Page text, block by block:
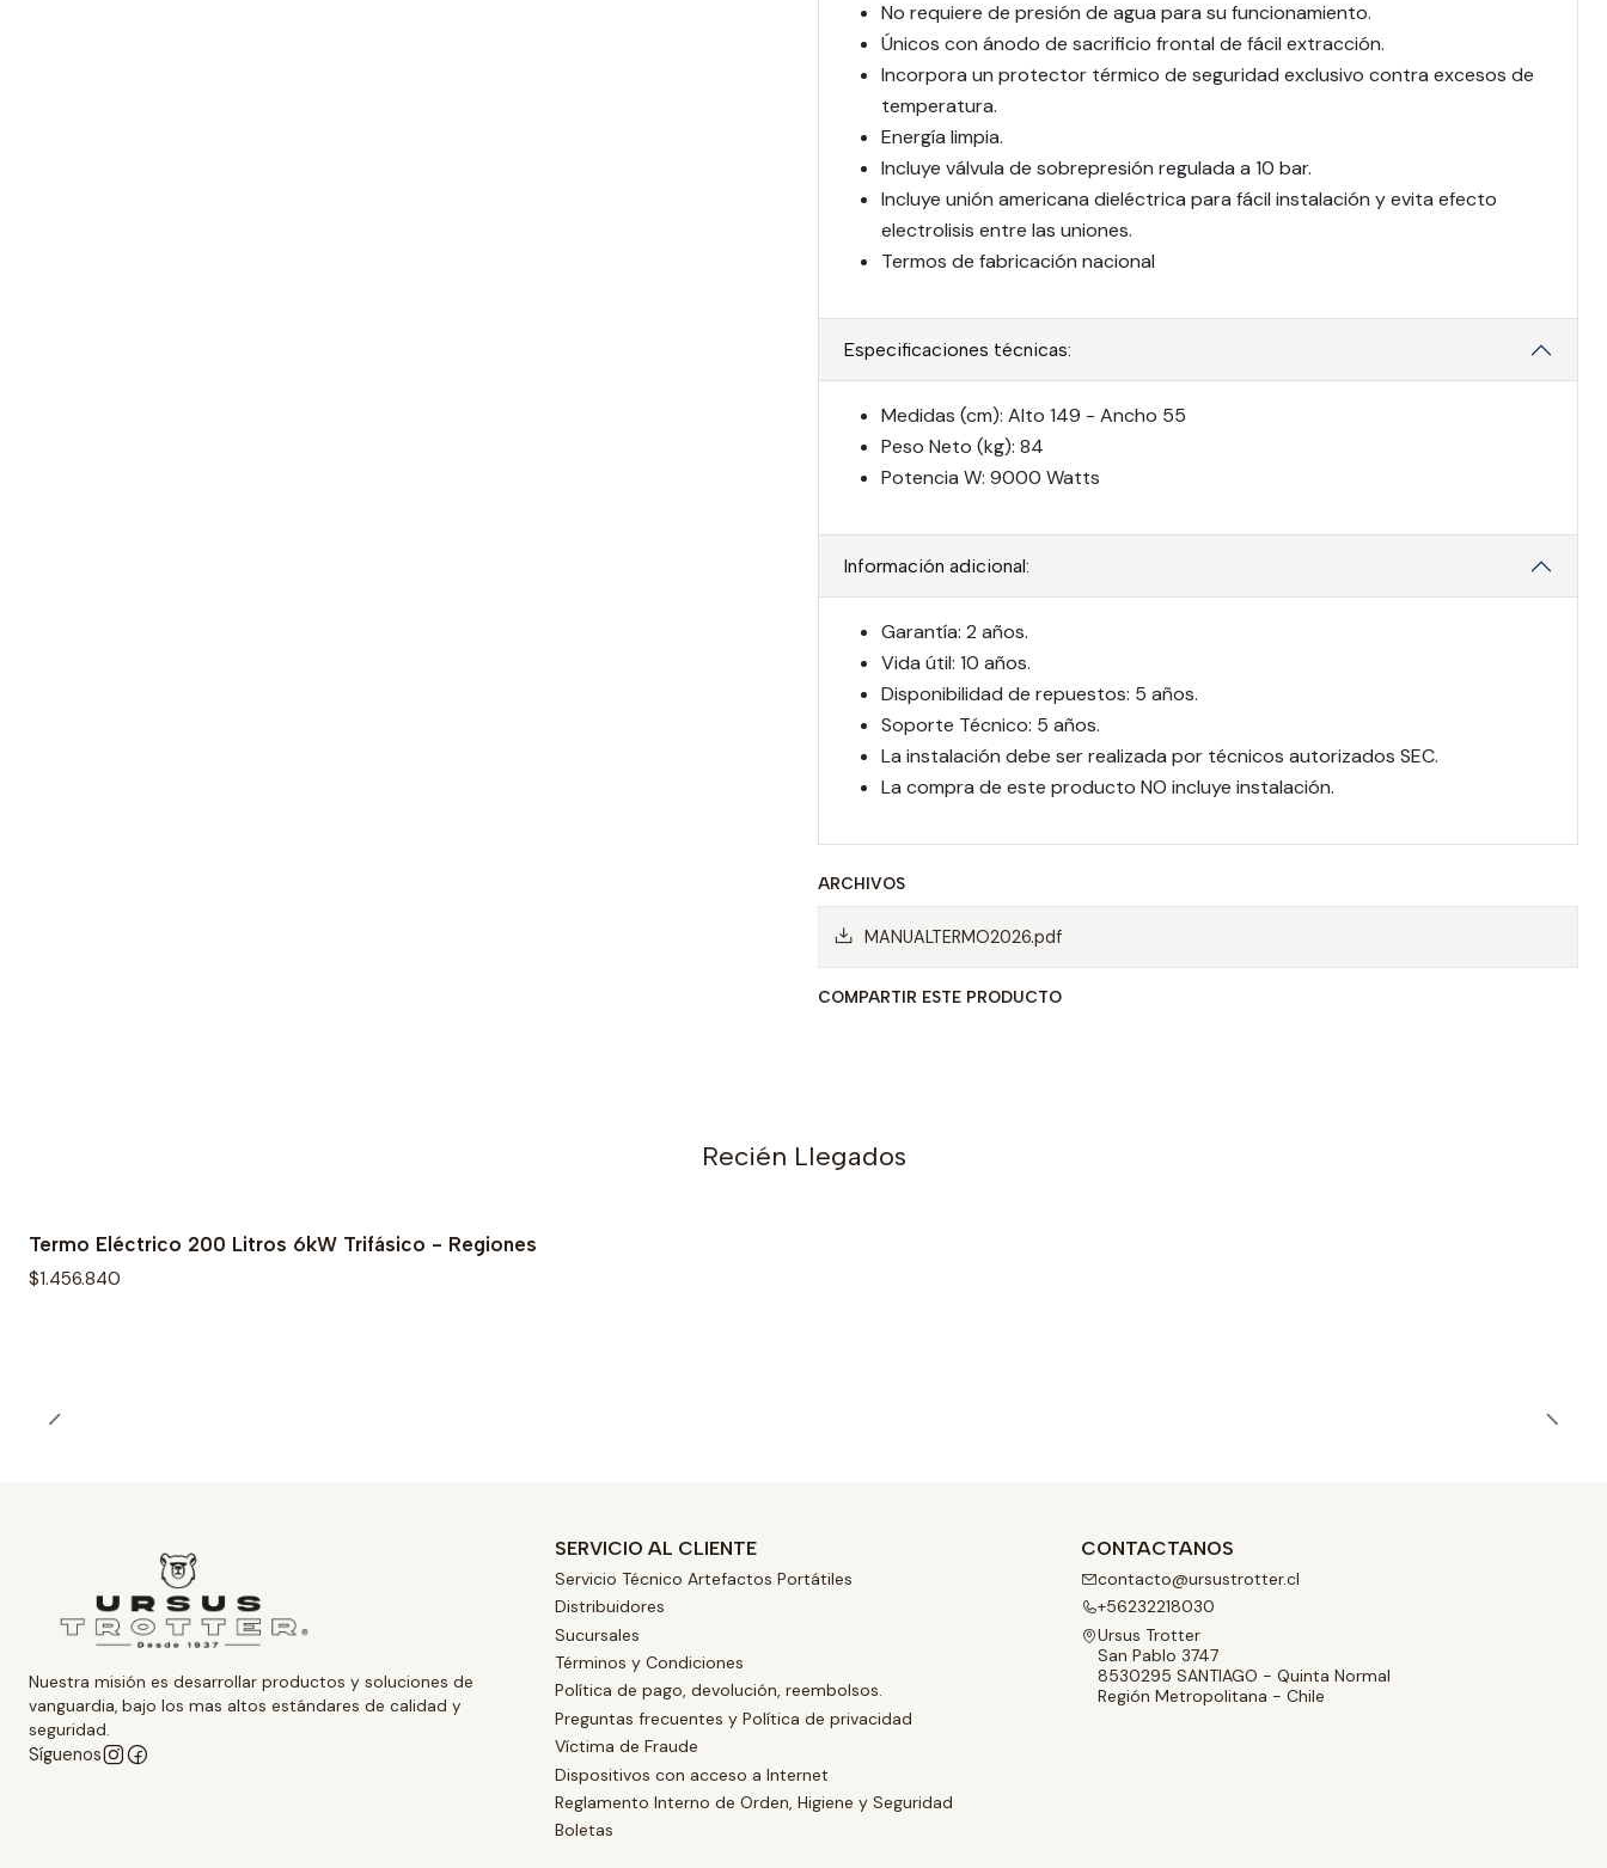
No requiere de presión de agua para su funcionamiento.
Únicos con ánodo de sacrificio frontal de fácil extracción.
Incorpora un protector térmico de seguridad exclusivo contra excesos de
temperatura.
Energía limpia.
Incluye válvula de sobrepresión regulada a 10 bar.
Incluye unión americana dieléctrica para fácil instalación y evita efecto
electrolisis entre las uniones.
Termos de fabricación nacional
Especificaciones técnicas:
Medidas (cm): Alto 149 - Ancho 55
Peso Neto (kg): 84
Potencia W: 9000 Watts
Información adicional:
Garantía: 2 años.
Vida útil: 10 años.
Disponibilidad de repuestos: 5 años.
Soporte Técnico: 5 años.
La instalación debe ser realizada por técnicos autorizados SEC.
La compra de este producto NO incluye instalación.
ARCHIVOS
MANUALTERMO2026.pdf
COMPARTIR ESTE PRODUCTO
Recién Llegados
Termo Eléctrico 200 Litros 6kW Trifásico - Regiones
$1.456.840
Nuestra misión es desarrollar productos y soluciones de
vanguardia, bajo los mas altos estándares de calidad y
seguridad.
Síguenos
SERVICIO AL CLIENTE
Servicio Técnico Artefactos Portátiles
Distribuidores
Sucursales
Términos y Condiciones
Política de pago, devolución, reembolsos.
Preguntas frecuentes y Política de privacidad
Víctima de Fraude
Dispositivos con acceso a Internet
Reglamento Interno de Orden, Higiene y Seguridad
Boletas
CONTACTANOS
contacto@ursustrotter.cl
+56232218030
Ursus Trotter
San Pablo 3747
8530295 SANTIAGO - Quinta Normal
Región Metropolitana - Chile